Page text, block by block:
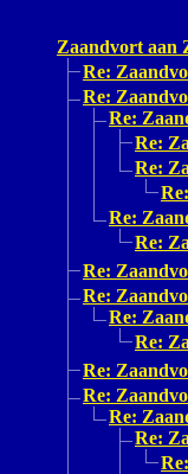
Zaandvort aan
Re:
Re:
Re:
Re:
Re:
Re:
Re:
Re:
Re:
Re:
Re:
Re:
Re:
Re:
Re: